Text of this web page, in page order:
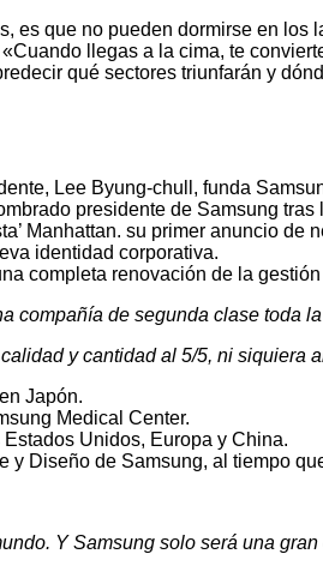
es que no pueden dormirse en
llegas a la cima, te
qué sectores triunfarán y
Lee Byung-chull, funda
presidente de Samsung tras
Manhattan. su primer anuncio de
identidad corporativa.
completa renovación de la
compañía de segunda clase toda
y cantidad al 5/5, ni siquiera
Japón.
Medical Center.
Unidos, Europa y China.
y Diseño de Samsung, al tiempo
Y Samsung solo será una